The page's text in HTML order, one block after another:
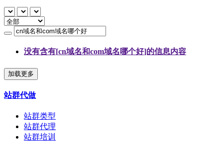
没有含有[cn域名和com域名哪个好]的信息内容
加载更多
站群代做
站群类型
站群代理
站群培训